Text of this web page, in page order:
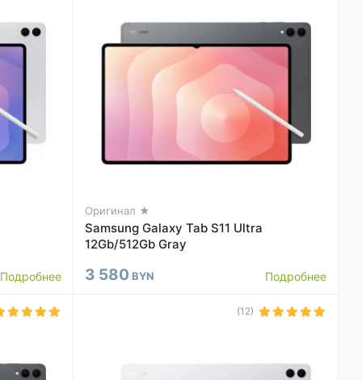
Подробнее
Оригинал ★
Samsung Galaxy Tab S11 Ultra
12Gb/512Gb Gray
3 580 BYN Подробнее
(12)